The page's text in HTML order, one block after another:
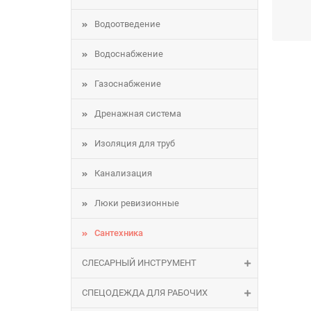
Водоотведение
Водоснабжение
Газоснабжение
Дренажная система
Изоляция для труб
Канализация
Люки ревизионные
Сантехника
СЛЕСАРНЫЙ ИНСТРУМЕНТ
СПЕЦОДЕЖДА ДЛЯ РАБОЧИХ